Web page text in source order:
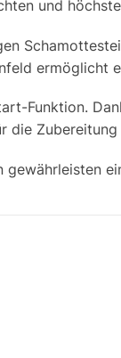
und
ermöglicht
Funktion.